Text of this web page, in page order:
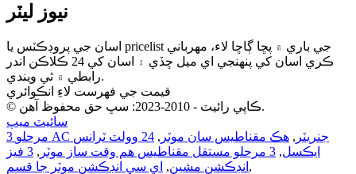
نيوز ليٽر
اسان جي پروڊڪٽس يا pricelist جي باري ۾ پڇا ڳاڇا لاء، مهرباني
ڪري اسان کي پنهنجي اي ميل ڇڏي ۽ اسان کي 24 ڪلاڪن اندر
رابطي ۾ ٿي ويندي.
قيمت جي فهرست لاءِ انڪوائري
© ڪاپي رائيٽ - 2010-2023: سڀ حق محفوظ آهن.
سائيٽ ميپ
3 مرحلو AC جنريٽر , هڪ مقناطيس سان موٽر ,
24 وولٽ ٽرانس
ايڪسل, 3 مرحلو مستقل مقناطيس هم وقت ساز موٽر ,
3 فيز
انڊڪشن مشين, اي سي انڊڪشن موٽر جا قسم ,